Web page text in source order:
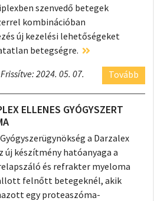
szenvedő betegek
kombinációban
új kezelési lehetőségeket
betegségre.
2024. 05. 07. Tovább
ELLENES GYÓGYSZERT
a Darzalex
készítmény hatóanyaga a
és refrakter myeloma
felnőtt betegeknél, akik
egy proteaszóma-